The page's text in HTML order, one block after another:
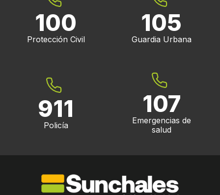
100
Protección Civil
105
Guardia Urbana
911
Policía
107
Emergencias de
salud